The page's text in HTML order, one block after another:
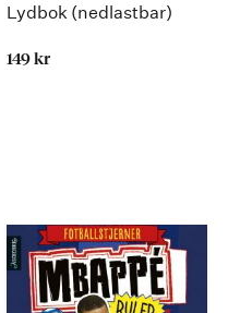
Lydbok (nedlastbar)
149 kr